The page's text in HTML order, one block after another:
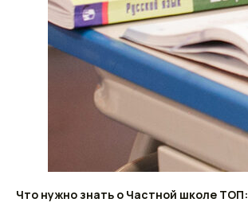
Что нужно знать о Частной школе ТОП: